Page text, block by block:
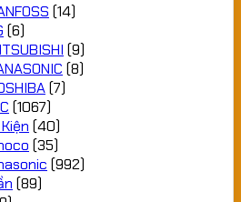
(14)
(6)
(9)
(8)
(7)
(1067)
(40)
(35)
(992)
(89)